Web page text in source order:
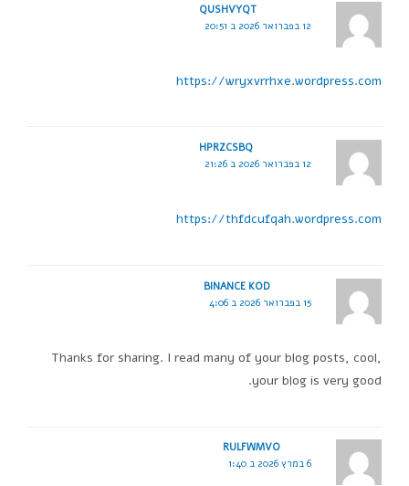
QUSHVYQT
12 בפברואר 2026 ב 20:51
https://wryxvrrhxe.wordpress.com
HPRZCSBQ
12 בפברואר 2026 ב 21:26
https://thfdcufqah.wordpress.com
BINANCE KOD
15 בפברואר 2026 ב 4:06
Thanks for sharing. I read many of your blog posts, cool,
your blog is very good.
RULFWMVO
6 במרץ 2026 ב 1:40